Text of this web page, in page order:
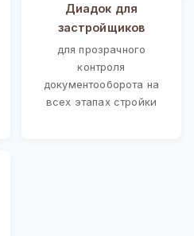
Диадок для
застройщиков
для прозрачного
контроля
документооборота на
всех этапах стройки